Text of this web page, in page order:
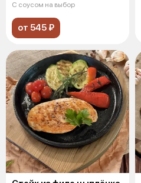
С соусом на выбор
от 545 ₽